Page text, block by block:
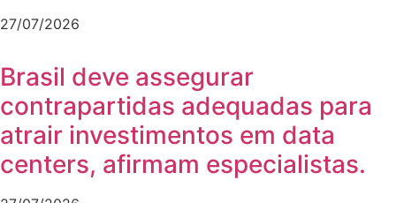
27/07/2026
Brasil deve assegurar
contrapartidas adequadas para
atrair investimentos em data
centers, afirmam especialistas.